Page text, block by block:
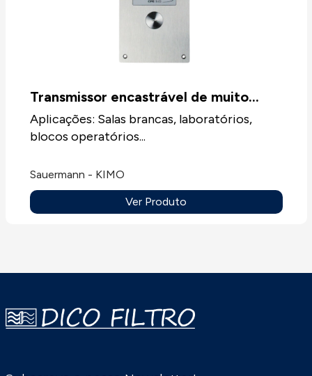
Transmissor encastrável de muito
baixa pressão CPE310S
Aplicações: Salas brancas, laboratórios,
blocos operatórios...
Sauermann - KIMO
Ver Produto